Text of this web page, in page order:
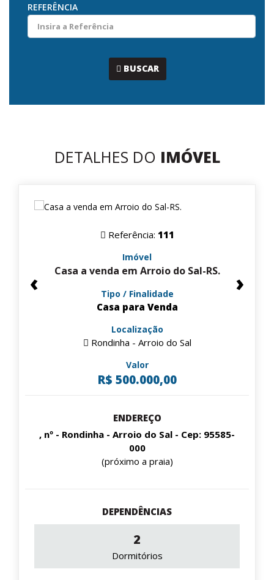
REFERÊNCIA
BUSCAR
DETALHES DO IMÓVEL
‹ ›
Referência: 111
Imóvel
Casa a venda em Arroio do Sal-RS.
Tipo / Finalidade
Casa para Venda
Localização
Rondinha - Arroio do Sal
Valor
R$ 500.000,00
ENDEREÇO
, nº - Rondinha - Arroio do Sal - Cep: 95585-
000
(próximo a praia)
DEPENDÊNCIAS
2
Dormitórios